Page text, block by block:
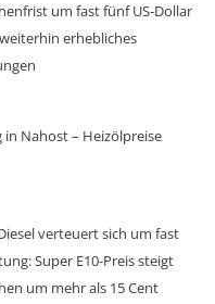
um fast fünf US-Dollar
erhebliches
Nahost – Heizölpreise
verteuert sich um fast
Super E10-Preis steigt
um mehr als 15 Cent